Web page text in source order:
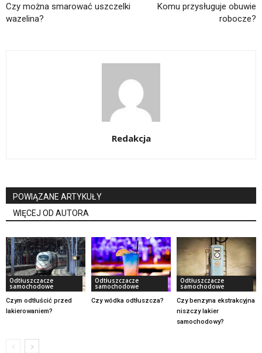
Czy można smarować uszczelki
wazelina?
Komu przysługuje obuwie
robocze?
Redakcja
POWIĄZANE ARTYKUŁY
WIĘCEJ OD AUTORA
Odtłuszczacze
samochodowe
Czym odtłuścić przed
lakierowaniem?
Odtłuszczacze
samochodowe
Czy wódka odtłuszcza?
Odtłuszczacze
samochodowe
Czy benzyna ekstrakcyjna
niszczy lakier
samochodowy?